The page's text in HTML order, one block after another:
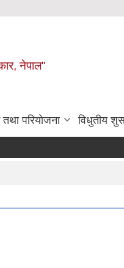
नेपाल"
परियोजना विधुतीय